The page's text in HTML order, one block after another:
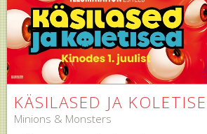
KÄSILASED JA
Minions & Monsters